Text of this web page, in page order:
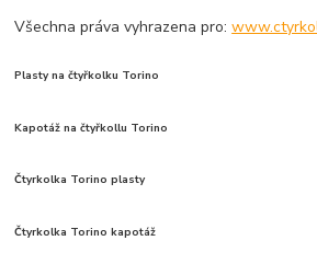
Všechna práva vyhrazena pro:
Plasty na čtyřkolku Torino
Kapotáž na čtyřkollu Torino
Čtyrkolka Torino plasty
Čtyrkolka Torino kapotáž